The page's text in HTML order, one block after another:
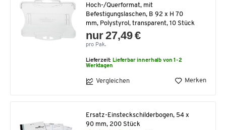
Hoch-/Querformat, mit
Befestigungslaschen, B 92 x H 70
mm, Polystyrol, transparent, 10 Stück
nur 27,49 €
pro Pak.
Lieferzeit: Lieferbar innerhalb von 1-2
Werktagen
Vergleichen Merken
Ersatz-Einsteckschilderbogen, 54 x
90 mm, 200 Stück